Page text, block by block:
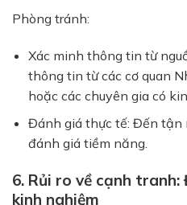
Phòng tránh:
Xác minh thông tin từ
thông tin từ các cơ quan
hoặc các chuyên gia có
Đánh giá thực tế: Đến tận
đánh giá tiềm năng.
6. Rủi ro về cạnh
kinh nghiệm